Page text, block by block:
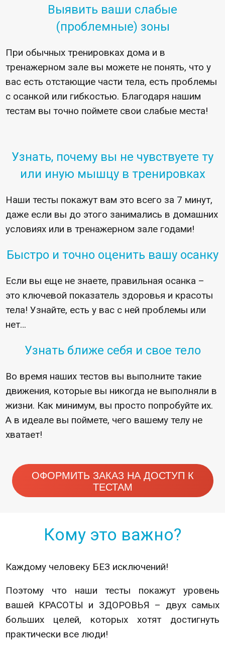
Выявить ваши слабые
(проблемные) зоны
При обычных тренировках дома и в
тренажерном зале вы можете не понять, что у
вас есть отстающие части тела, есть проблемы
с осанкой или гибкостью. Благодаря нашим
тестам вы точно поймете свои слабые места!
Узнать, почему вы не чувствуете ту
или иную мышцу в тренировках
Наши тесты покажут вам это всего за 7 минут,
даже если вы до этого занимались в домашних
условиях или в тренажерном зале годами!
Быстро и точно оценить вашу осанку
Если вы еще не знаете, правильная осанка –
это ключевой показатель здоровья и красоты
тела! Узнайте, есть у вас с ней проблемы или
нет…
Узнать ближе себя и свое тело
Во время наших тестов вы выполните такие
движения, которые вы никогда не выполняли в
жизни. Как минимум, вы просто попробуйте их.
А в идеале вы поймете, чего вашему телу не
хватает!
ОФОРМИТЬ ЗАКАЗ НА ДОСТУП К
ТЕСТАМ
Кому это важно?
Каждому человеку БЕЗ исключений!
Поэтому что наши тесты покажут уровень
вашей КРАСОТЫ и ЗДОРОВЬЯ – двух самых
больших целей, которых хотят достигнуть
практически все люди!